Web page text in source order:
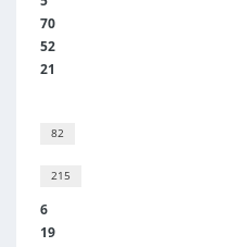
70
52
21
82
215
6
19